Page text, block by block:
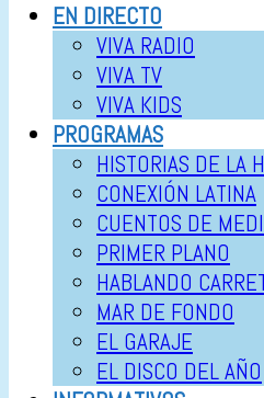
EN DIRECTO
VIVA RADIO
VIVA TV
VIVA KIDS
PROGRAMAS
HISTORIAS DE LA
CONEXIÓN LATINA
CUENTOS DE
PRIMER PLANO
HABLANDO
MAR DE FONDO
EL GARAJE
EL DISCO DEL AÑO